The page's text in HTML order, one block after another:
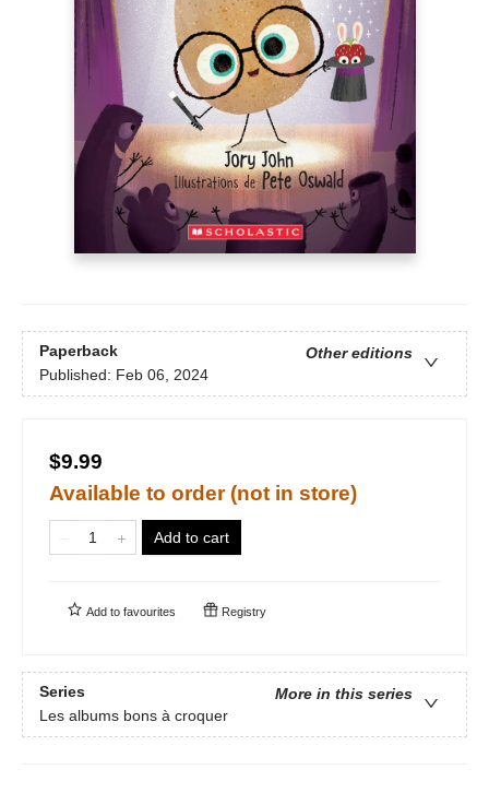
Paperback
Other editions
Published: Feb 06, 2024
$9.99
Available to order (not in store)
Add to cart
Add to favourites Registry
Series
More in this series
Les albums bons à croquer